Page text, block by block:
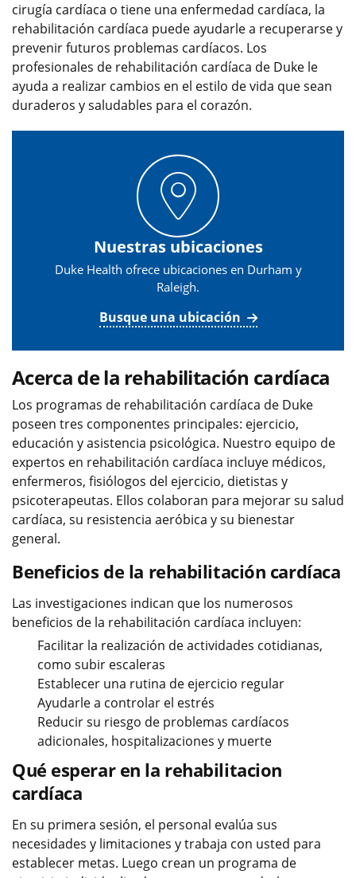
cirugía cardíaca o tiene una enfermedad cardíaca, la
rehabilitación cardíaca puede ayudarle a recuperarse y
prevenir futuros problemas cardíacos. Los
profesionales de rehabilitación cardíaca de Duke le
ayuda a realizar cambios en el estilo de vida que sean
duraderos y saludables para el corazón.
Nuestras ubicaciones
Duke Health ofrece ubicaciones en Durham y
Raleigh.
Busque una ubicación
Acerca de la rehabilitación cardíaca
Los programas de rehabilitación cardíaca de Duke
poseen tres componentes principales: ejercicio,
educación y asistencia psicológica. Nuestro equipo de
expertos en rehabilitación cardíaca incluye médicos,
enfermeros, fisiólogos del ejercicio, dietistas y
psicoterapeutas. Ellos colaboran para mejorar su salud
cardíaca, su resistencia aeróbica y su bienestar
general.
Beneficios de la rehabilitación cardíaca
Las investigaciones indican que los numerosos
beneficios de la rehabilitación cardíaca incluyen:
Facilitar la realización de actividades cotidianas,
como subir escaleras
Establecer una rutina de ejercicio regular
Ayudarle a controlar el estrés
Reducir su riesgo de problemas cardíacos
adicionales, hospitalizaciones y muerte
Qué esperar en la rehabilitacion
cardíaca
En su primera sesión, el personal evalúa sus
necesidades y limitaciones y trabaja con usted para
establecer metas. Luego crean un programa de